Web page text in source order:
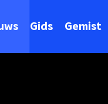
Gids Gemist